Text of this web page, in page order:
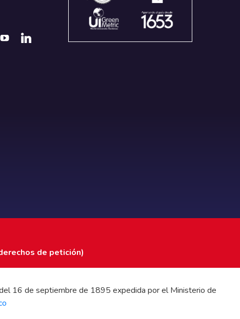
de petición)
16 de septiembre de 1895 expedida por el Ministerio de